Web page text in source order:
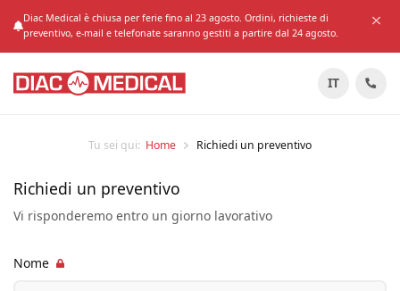
Diac Medical è chiusa per ferie fino al 23 agosto. Ordini, richieste di
preventivo, e-mail e telefonate saranno gestiti a partire dal 24 agosto.
IT
Tu sei qui: Home Richiedi un preventivo
Richiedi un preventivo
Vi risponderemo entro un giorno lavorativo
Nome